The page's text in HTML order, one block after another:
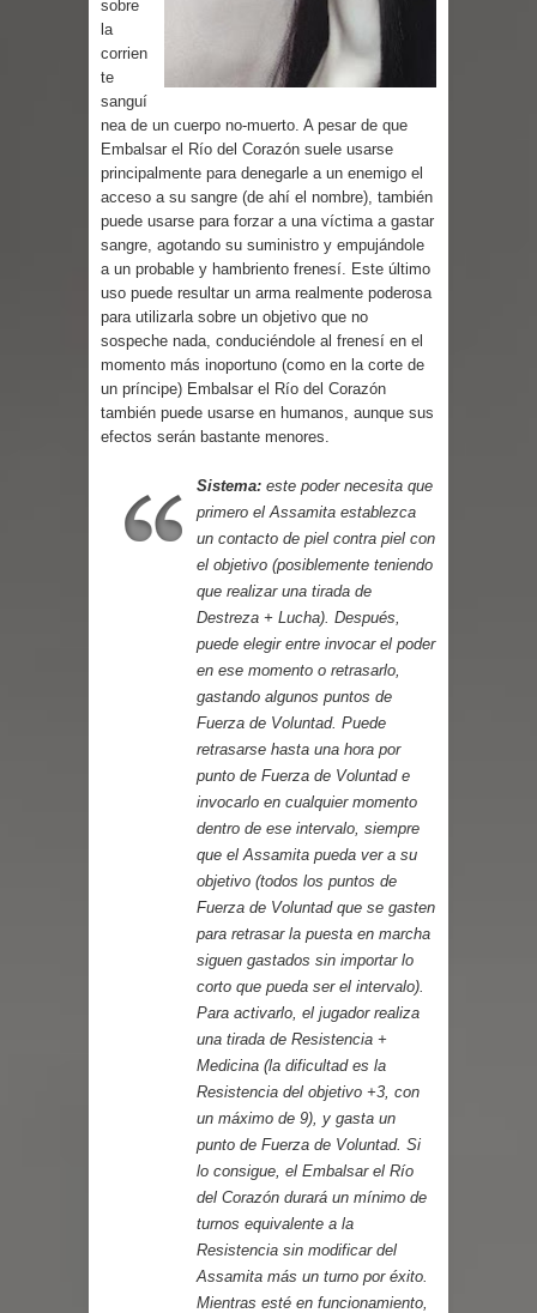
sobre
la
corrien
te
sanguí
nea de un cuerpo no-muerto. A pesar de que
Embalsar el Río del Corazón suele usarse
principalmente para denegarle a un enemigo el
acceso a su sangre (de ahí el nombre), también
puede usarse para forzar a una víctima a gastar
sangre, agotando su suministro y empujándole
a un probable y hambriento frenesí. Este último
uso puede resultar un arma realmente poderosa
para utilizarla sobre un objetivo que no
sospeche nada, conduciéndole al frenesí en el
momento más inoportuno (como en la corte de
un príncipe) Embalsar el Río del Corazón
también puede usarse en humanos, aunque sus
efectos serán bastante menores.
Sistema: este poder necesita que
primero el Assamita establezca
un contacto de piel contra piel con
el objetivo (posiblemente teniendo
que realizar una tirada de
Destreza + Lucha). Después,
puede elegir entre invocar el poder
en ese momento o retrasarlo,
gastando algunos puntos de
Fuerza de Voluntad. Puede
retrasarse hasta una hora por
punto de Fuerza de Voluntad e
invocarlo en cualquier momento
dentro de ese intervalo, siempre
que el Assamita pueda ver a su
objetivo (todos los puntos de
Fuerza de Voluntad que se gasten
para retrasar la puesta en marcha
siguen gastados sin importar lo
corto que pueda ser el intervalo).
Para activarlo, el jugador realiza
una tirada de Resistencia +
Medicina (la dificultad es la
Resistencia del objetivo +3, con
un máximo de 9), y gasta un
punto de Fuerza de Voluntad. Si
lo consigue, el Embalsar el Río
del Corazón durará un mínimo de
turnos equivalente a la
Resistencia sin modificar del
Assamita más un turno por éxito.
Mientras esté en funcionamiento,